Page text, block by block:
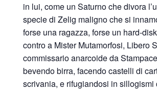
in lui, come un Saturno che divora
specie di Zelig maligno che si
forse una ragazza, forse un hard-
contro a Mister Mutamorfosi, Libero
commissario anarcoide da
bevendo birra, facendo castelli di
scrivania, e rifugiandosi in sillogismi